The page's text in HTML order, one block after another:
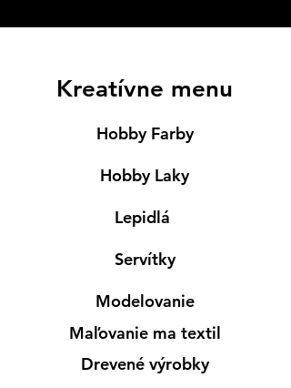
Kreatívne menu
Hobby Farby
Hobby Laky
Lepidlá
Servítky
Modelovanie
Maľovanie ma textil
Drevené výrobky